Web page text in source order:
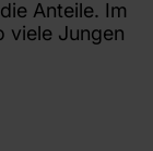
Anteile. Im
viele Jungen